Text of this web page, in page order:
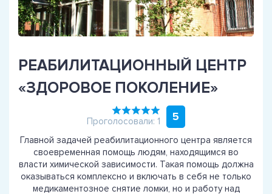
РЕАБИЛИТАЦИОННЫЙ ЦЕНТР
«ЗДОРОВОЕ ПОКОЛЕНИЕ»
Проголосовали: 1 5
Главной задачей реабилитационного центра является
своевременная помощь людям, находящимся во
власти химической зависимости. Такая помощь должна
оказываться комплексно и включать в себя не только
медикаментозное снятие ломки, но и работу над